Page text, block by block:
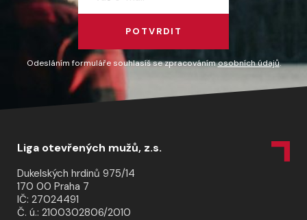
POTVRDIT
Odesláním formuláře souhlasíš se zpracovánímosobních údajů.
Liga otevřených mužů, z.s.
Dukelských hrdinů 975/14
170 00 Praha 7
IČ: 27024491
Č. ú.: 2100302806/2010